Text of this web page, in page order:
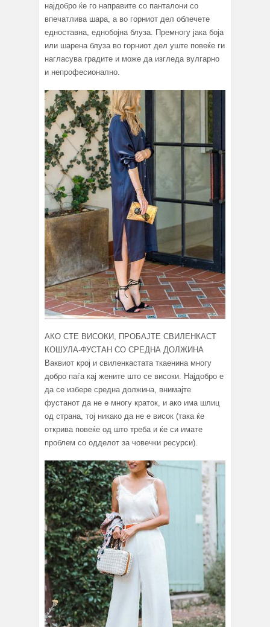
најдобро ќе го направите со панталони со
впечатлива шара, а во горниот дел облечете
едноставна, еднобојна блуза. Премногу јака боја
или шарена блуза во горниот дел уште повеќе ги
нагласува градите и може да изгледа вулгарно
и непрофесионално.
АКО СТЕ ВИСОКИ, ПРОБАЈТЕ СВИЛЕНКАСТ
КОШУЛА-ФУСТАН СО СРЕДНА ДОЛЖИНА
Ваквиот крој и свиленкастата ткаенина многу
добро паѓа кај жените што се високи. Најдобро е
да се избере средна должина, внимајте
фустанот да не е многу краток, и ако има шлиц
од страна, тој никако да не е висок (така ќе
открива повеќе од што треба и ќе си имате
проблем со одделот за човечки ресурси).